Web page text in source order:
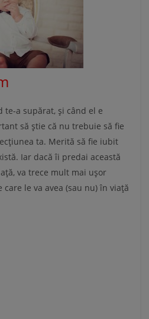
te-a supărat, și când el e
să știe că nu trebuie să fie
ta. Merită să fie iubit
Iar dacă îi predai această
va trece mult mai ușor
le va avea (sau nu) în viață